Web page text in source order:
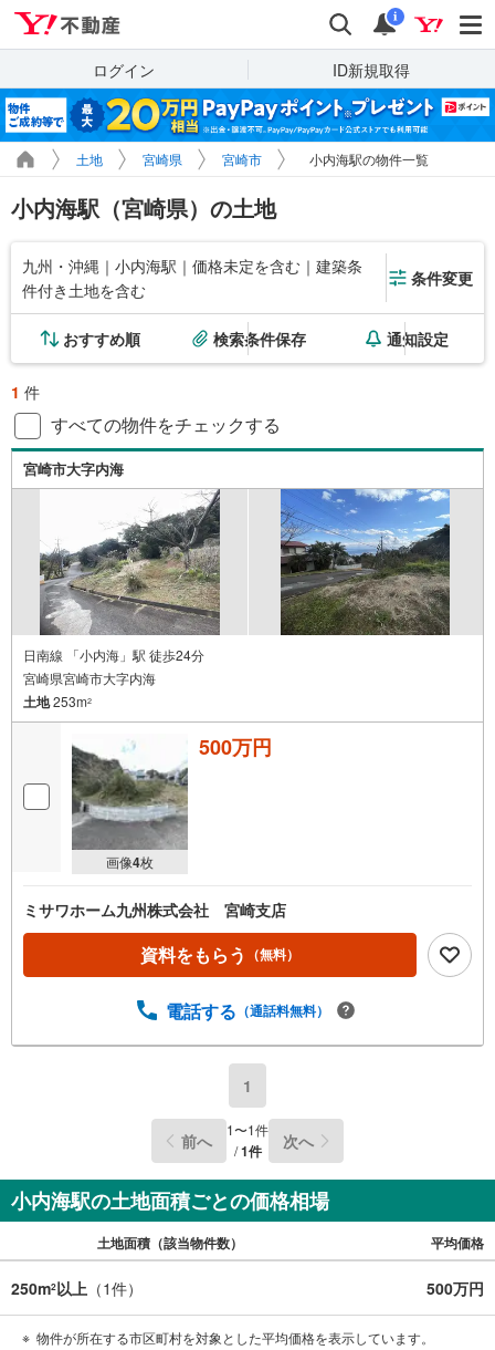
検索 通知
i
ログイン ID新規取得
土地 宮崎県 宮崎市 小内海駅の物件一覧
小内海駅（宮崎県）の土地
九州・沖縄｜小内海駅｜価格未定を含む｜建築条
件付き土地を含む
条件変更
おすすめ順 検索条件保存 通知設定
1 件
すべての物件をチェックする
宮崎市大字内海
日南線 「小内海」駅 徒歩24分
宮崎県宮崎市大字内海
土地253m2
画像4枚
500万円
ミサワホーム九州株式会社 宮崎支店
資料をもらう （無料）
電話する （通話料無料）
1
前へ 1〜1件
/1件 次へ
小内海駅の土地面積ごとの価格相場
土地面積（該当物件数） 平均価格
250m2以上 （1件） 500万円
物件が所在する市区町村を対象とした平均価格を表示しています。